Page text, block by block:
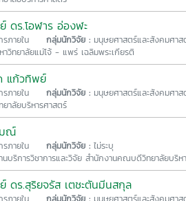
ดร.โอฬาร อ่องฬะ
รภายใน กลุ่มนักวิจัย : มนุษยศาสตร์และสังคมศาส
าวิทยาลัยแม่โจ้ - แพร่ เฉลิมพระเกียรติ
แก้วทิพย์
รภายใน กลุ่มนักวิจัย : มนุษยศาสตร์และสังคมศาส
ยาลัยบริหารศาสตร์
มณ์
รภายใน กลุ่มนักวิจัย : ไม่ระบุ
นบริการวิชาการและวิจัย สำนักงานคณบดีวิทยาลัยบริ
ดร.สุริยจรัส เตชะตันมีนสกุล